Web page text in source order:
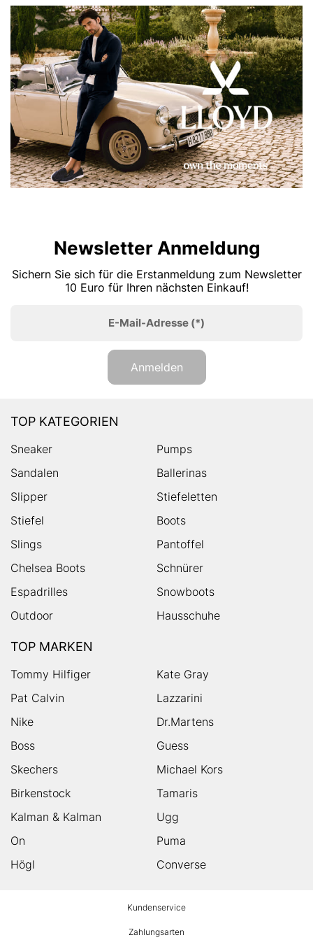
Newsletter Anmeldung
Sichern Sie sich für die Erstanmeldung zum Newsletter
10 Euro für Ihren nächsten Einkauf!
E-Mail-Adresse (*)
Anmelden
TOP KATEGORIEN
Sneaker
Pumps
Sandalen
Ballerinas
Slipper
Stiefeletten
Stiefel
Boots
Slings
Pantoffel
Chelsea Boots
Schnürer
Espadrilles
Snowboots
Outdoor
Hausschuhe
TOP MARKEN
Tommy Hilfiger
Kate Gray
Pat Calvin
Lazzarini
Nike
Dr.Martens
Boss
Guess
Skechers
Michael Kors
Birkenstock
Tamaris
Kalman & Kalman
Ugg
On
Puma
Högl
Converse
Kundenservice
Zahlungsarten